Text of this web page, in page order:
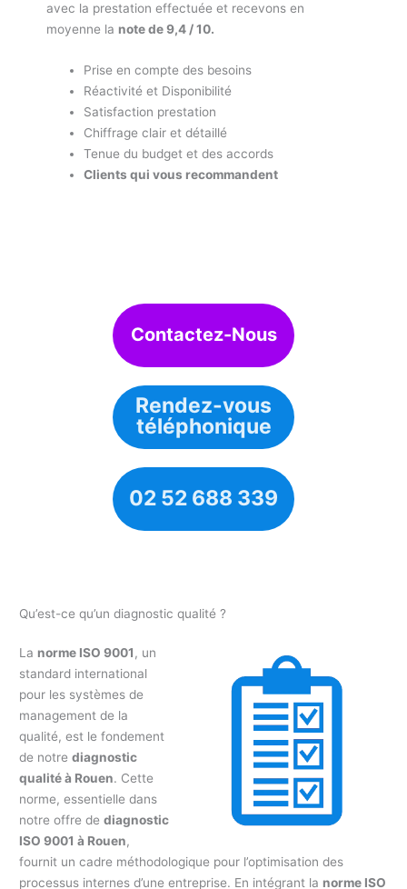
avec la prestation effectuée et recevons en
moyenne la note de 9,4 / 10.
Prise en compte des besoins
Réactivité et Disponibilité
Satisfaction prestation
Chiffrage clair et détaillé
Tenue du budget et des accords
Clients qui vous recommandent
Contactez-Nous
Rendez-vous
téléphonique
02 52 688 339
Qu’est-ce qu’un diagnostic qualité ?
La norme ISO 9001, un
standard international
pour les systèmes de
management de la
qualité, est le fondement
de notrediagnostic
qualité à Rouen. Cette
norme, essentielle dans
notre offre dediagnostic
ISO 9001 à Rouen,
fournit un cadre méthodologique pour l’optimisation des
processus internes d’une entreprise. En intégrant la norme ISO